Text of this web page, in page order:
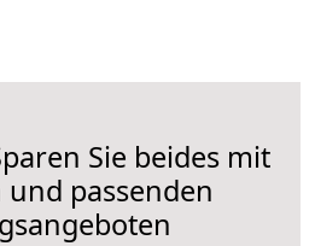
Sie beides mit
passenden